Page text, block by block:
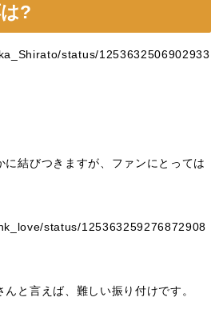
?
status/1253632506902933
に結びつきますが、ファンにとっては
status/125363259276872908
と言えば、難しい振り付けです。